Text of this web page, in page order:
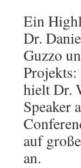
Ein
Dr.
Guzzo
hielt Dr.
Speaker
auf
an.